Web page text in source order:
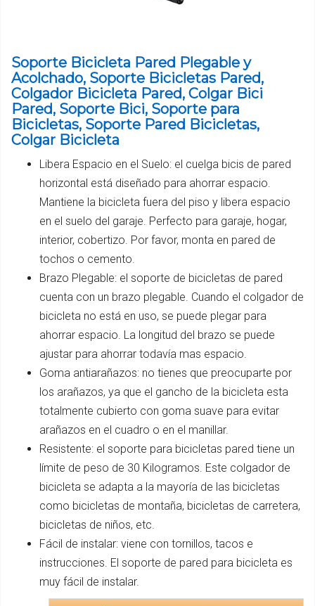
Soporte Bicicleta Pared Plegable y
Acolchado, Soporte Bicicletas Pared,
Colgador Bicicleta Pared, Colgar Bici
Pared, Soporte Bici, Soporte para
Bicicletas, Soporte Pared Bicicletas,
Colgar Bicicleta
Libera Espacio en el Suelo: el cuelga bicis de pared
horizontal está diseñado para ahorrar espacio.
Mantiene la bicicleta fuera del piso y libera espacio
en el suelo del garaje. Perfecto para garaje, hogar,
interior, cobertizo. Por favor, monta en pared de
tochos o cemento.
Brazo Plegable: el soporte de bicicletas de pared
cuenta con un brazo plegable. Cuando el colgador de
bicicleta no está en uso, se puede plegar para
ahorrar espacio. La longitud del brazo se puede
ajustar para ahorrar todavía mas espacio.
Goma antiarañazos: no tienes que preocuparte por
los arañazos, ya que el gancho de la bicicleta esta
totalmente cubierto con goma suave para evitar
arañazos en el cuadro o en el manillar.
Resistente: el soporte para bicicletas pared tiene un
límite de peso de 30 Kilogramos. Este colgador de
bicicleta se adapta a la mayoría de las bicicletas
como bicicletas de montaña, bicicletas de carretera,
bicicletas de niños, etc.
Fácil de instalar: viene con tornillos, tacos e
instrucciones. El soporte de pared para bicicleta es
muy fácil de instalar.